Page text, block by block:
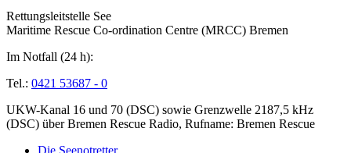
Rettungsleitstelle See
Maritime Rescue Co-ordination Centre (MRCC) Bremen
Im Notfall (24 h):
Tel.: 0421 53687 - 0
UKW-Kanal 16 und 70 (DSC) sowie Grenzwelle 2187,5 kHz
(DSC) über Bremen Rescue Radio, Rufname: Bremen Rescue